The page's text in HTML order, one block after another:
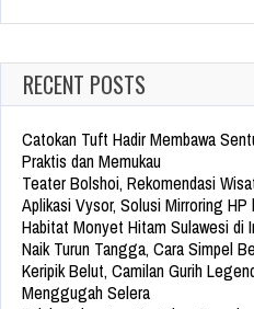
RECENT POSTS
Catokan Tuft Hadir Membawa
Praktis dan Memukau
Teater Bolshoi, Rekomendasi
Aplikasi Vysor, Solusi Mirroring
Habitat Monyet Hitam Sulawesi di
Naik Turun Tangga, Cara Simpel
Keripik Belut, Camilan Gurih
Menggugah Selera